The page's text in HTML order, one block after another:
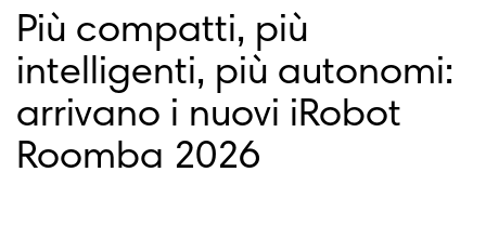
Più compatti, più
intelligenti, più autonomi:
arrivano i nuovi iRobot
Roomba 2026